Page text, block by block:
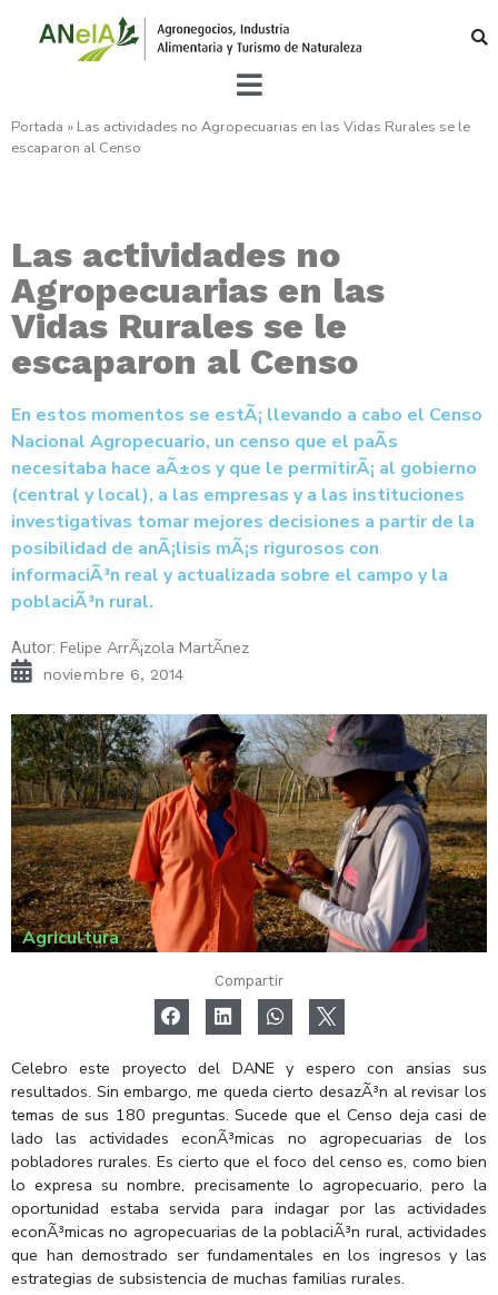
Portada » Las actividades no Agropecuarias en las Vidas Rurales se le
escaparon al Censo
Las actividades no
Agropecuarias en las
Vidas Rurales se le
escaparon al Censo
En estos momentos se estÃ¡ llevando a cabo el Censo
Nacional Agropecuario, un censo que el paÃ­s
necesitaba hace aÃ±os y que le permitirÃ¡ al gobierno
(central y local), a las empresas y a las instituciones
investigativas tomar mejores decisiones a partir de la
posibilidad de anÃ¡lisis mÃ¡s rigurosos con
informaciÃ³n real y actualizada sobre el campo y la
poblaciÃ³n rural.
Autor: Felipe ArrÃ¡zola MartÃ­nez
noviembre 6, 2014
Agricultura
Compartir
Celebro este proyecto del DANE y espero con ansias sus
resultados. Sin embargo, me queda cierto desazÃ³n al revisar los
temas de sus 180 preguntas. Sucede que el Censo deja casi de
lado las actividades econÃ³micas no agropecuarias de los
pobladores rurales. Es cierto que el foco del censo es, como bien
lo expresa su nombre, precisamente lo agropecuario, pero la
oportunidad estaba servida para indagar por las actividades
econÃ³micas no agropecuarias de la poblaciÃ³n rural, actividades
que han demostrado ser fundamentales en los ingresos y las
estrategias de subsistencia de muchas familias rurales.